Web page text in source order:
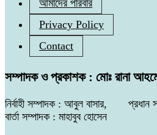
আমাদের পরিবার
Privacy Policy
Contact
সম্পাদক ও প্রকাশক : মোঃ রানা
নির্বাহী সম্পাদক : আবুল বাসার,
বার্তা সম্পাদক : মাহাবুব হোসেন